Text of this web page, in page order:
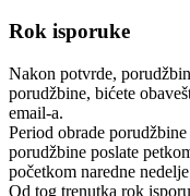
Rok isporuke
Nakon potvrde,
porudžbine, bićete
email-a.
Period obrade
porudžbine poslate
početkom naredne
Od tog trenutka rok